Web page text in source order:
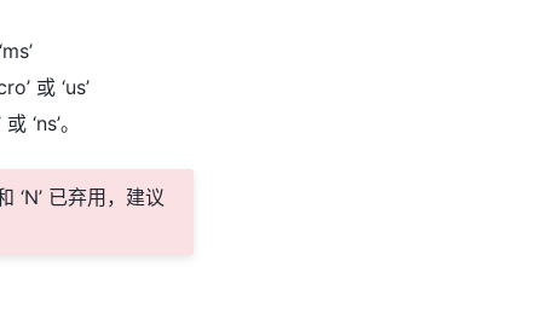
或 ‘us’
‘ns’。
和 ‘N’ 已弃用，建议